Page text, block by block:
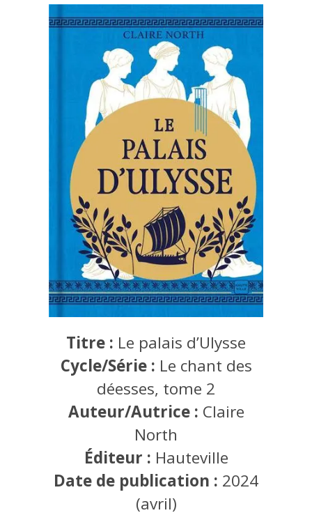
Titre : Le palais d’Ulysse
Cycle/Série : Le chant des
déesses, tome 2
Auteur/Autrice : Claire
North
Éditeur : Hauteville
Date de publication : 2024
(avril)